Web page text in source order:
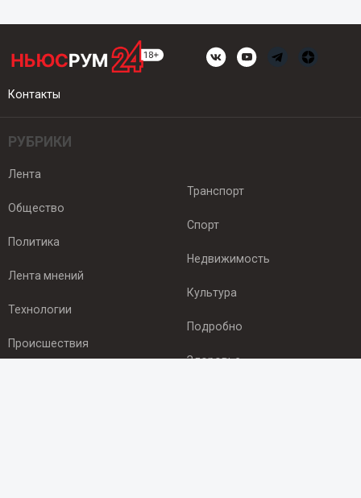
Контакты
РУБРИКИ
Лента
Общество
Политика
Лента мнений
Технологии
Происшествия
Транспорт
Спорт
Недвижимость
Культура
Подробно
Здоровье